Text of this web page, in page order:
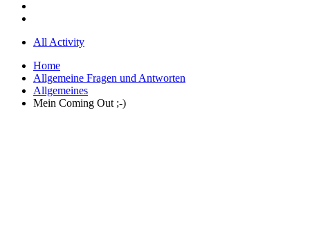
All Activity
Home
Allgemeine Fragen und Antworten
Allgemeines
Mein Coming Out ;-)